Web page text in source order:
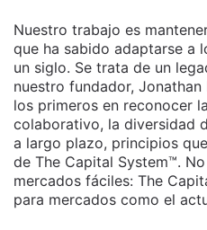
Nuestro trabajo es
que ha sabido adaptarse a
un siglo. Se trata de un
nuestro fundador, Jonathan
los primeros en reconocer
colaborativo, la diversidad
a largo plazo, principios
de The Capital System™.
mercados fáciles: The
para mercados como el